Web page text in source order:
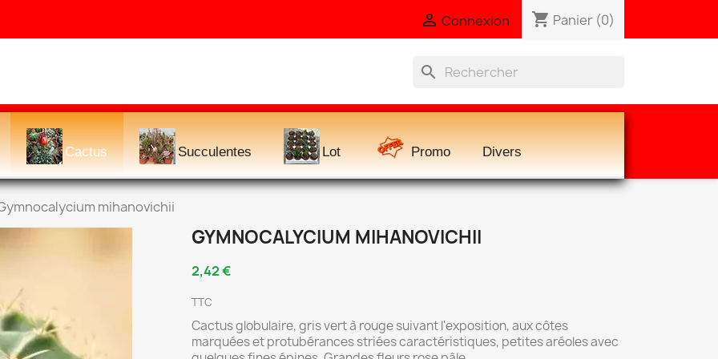
 Connexion shopping_cart Panier (0)
search
Cactus Succulentes Lot Promo Divers
mihanovichii
GYMNOCALYCIUM MIHANOVICHII
2,42 €
TTC
Cactus globulaire, gris vert à rouge suivant l'exposition, aux côtes
marquées et protubérances striées caractéristiques, petites aréoles avec